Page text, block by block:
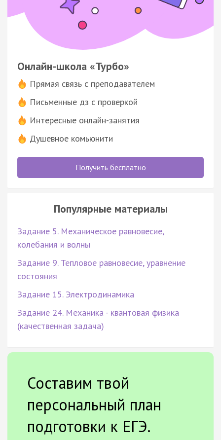
Онлайн-школа «Турбо»
Прямая связь с преподавателем
Письменные дз с проверкой
Интересные онлайн-занятия
Душевное комьюнити
Получить бесплатно
Популярные материалы
Задание 5. Механическое равновесие,
колебания и волны
Задание 9. Тепловое равновесие, уравнение
состояния
Задание 15. Электродинамика
Задание 24. Механика - квантовая физика
(качественная задача)
Составим твой
персональный план
подготовки к ЕГЭ.